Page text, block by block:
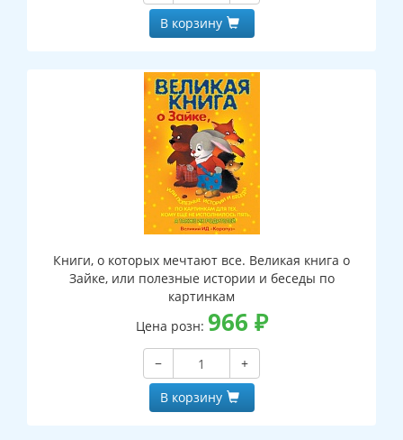
В корзину
Книги, о которых мечтают все. Великая книга о
Зайке, или полезные истории и беседы по
картинкам
Цена розн: 966 ₽
−
+
В корзину